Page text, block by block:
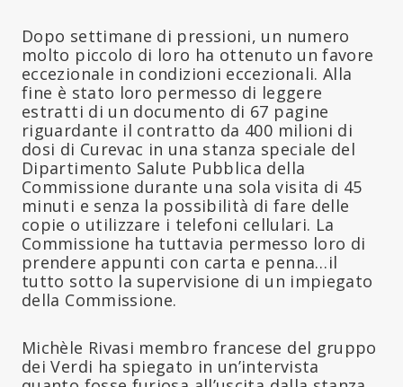
Dopo settimane di pressioni, un numero
molto piccolo di loro ha ottenuto un favore
eccezionale in condizioni eccezionali. Alla
fine è stato loro permesso di leggere
estratti di un documento di 67 pagine
riguardante il contratto da 400 milioni di
dosi di Curevac in una stanza speciale del
Dipartimento Salute Pubblica della
Commissione durante una sola visita di 45
minuti e senza la possibilità di fare delle
copie o utilizzare i telefoni cellulari. La
Commissione ha tuttavia permesso loro di
prendere appunti con carta e penna…il
tutto sotto la supervisione di un impiegato
della Commissione.
Michèle Rivasi membro francese del gruppo
dei Verdi ha spiegato in un’intervista